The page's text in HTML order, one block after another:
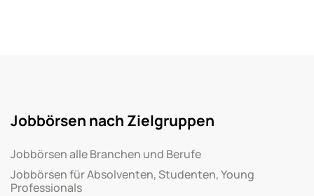
Jobbörsen nach Zielgruppen
Jobbörsen alle Branchen und Berufe
Jobbörsen für Absolventen, Studenten, Young
Professionals